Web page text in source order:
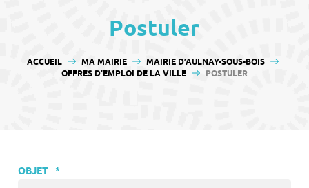
Postuler
VOUS ÊTES ICI :
ACCUEIL MA MAIRIE
MAIRIE D’AULNAY-SOUS-BOIS
OFFRES D’EMPLOI DE LA VILLE
POSTULER
OBJET *